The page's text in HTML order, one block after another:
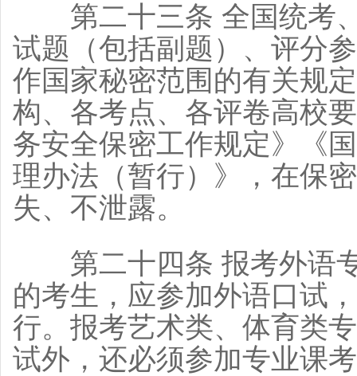
第二十三条 全国统考、
试题（包括副题）、评分
作国家秘密范围的有关规
构、各考点、各评卷高校
务安全保密工作规定》《
理办法（暂行）》，在保
失、不泄露。
第二十四条 报考外语专
的考生，应参加外语口试
行。报考艺术类、体育类
试外，还必须参加专业课